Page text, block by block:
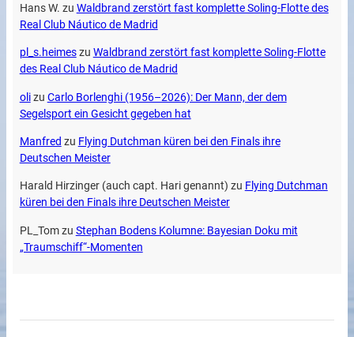
Hans W. zu Waldbrand zerstört fast komplette Soling-Flotte des
Real Club Náutico de Madrid
pl_s.heimeszu Waldbrand zerstört fast komplette Soling-Flotte
des Real Club Náutico de Madrid
olizu Carlo Borlenghi (1956–2026): Der Mann, der dem
Segelsport ein Gesicht gegeben hat
Manfred zu Flying Dutchman küren bei den Finals ihre
Deutschen Meister
Harald Hirzinger (auch capt. Hari genannt) zu Flying Dutchman
küren bei den Finals ihre Deutschen Meister
PL_Tomzu Stephan Bodens Kolumne: Bayesian Doku mit
„Traumschiff“-Momenten